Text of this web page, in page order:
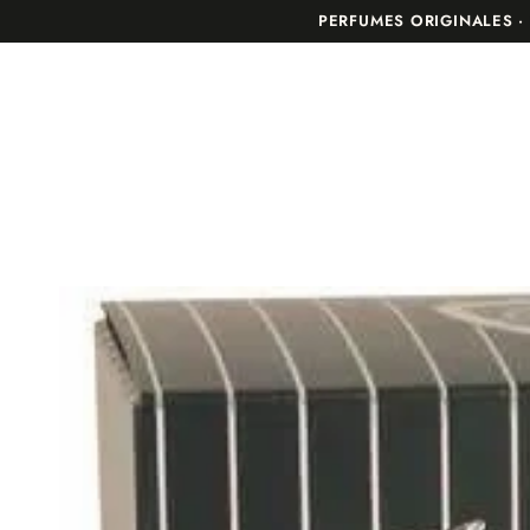
PERFUMES ORIGINALES
IR A LA
INFORMACIÓN DEL
PRODUCTO